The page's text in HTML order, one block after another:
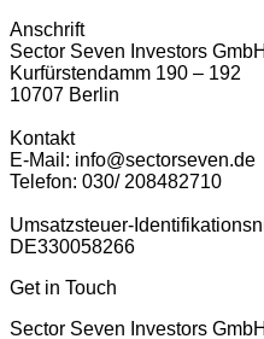
Anschrift
Sector Seven Investors GmbH
Kurfürstendamm 190 – 192
10707 Berlin
Kontakt
E-Mail: info@sectorseven.de
Telefon: 030/ 208482710
Umsatzsteuer-
DE330058266
Get in Touch
Sector Seven Investors GmbH